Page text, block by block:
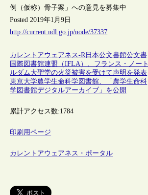
例（仮称）骨子案」への意見を募集中
Posted 2019年1月9日
http://current.ndl.go.jp/node/37337
カレントアウェアネス-R 日本公文書館公文書
国際図書館連盟（IFLA）、フランス・ノート
ルダム大聖堂の火災被害を受けて声明を発表
東京大学農学生命科学図書館、「農学生命科
学図書館デジタルアーカイブ」を公開
累計アクセス数:1784
印刷用ページ
カレントアウェアネス・ポータル